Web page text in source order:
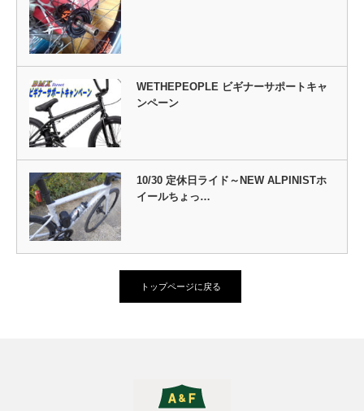
WETHEPEOPLE ビギナーサポートキャ
ンペーン
10/30 定休日ライド～NEW ALPINISTホ
イールちょっ…
トップページに戻る